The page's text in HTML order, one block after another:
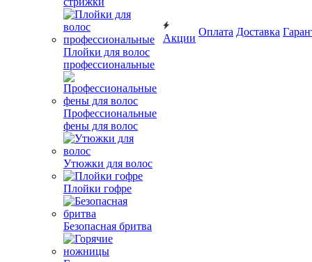
Плойки для волос
профессиональные
Профессиональные
фены для волос
Утюжки для волос
Плойки гофре
Безопасная бритва
Акции